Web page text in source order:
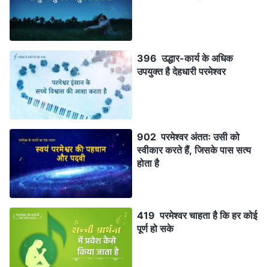
396 उद्धार-कार्य के अधिक
उपयुक्त है देहधारी परमेश्वर
902 परमेश्वर अंततः उसी को
स्वीकार करते हैं, जिसके पास सत्य
होता है
419 परमेश्वर चाहता है कि हर कोई
पूर्ण हो सके